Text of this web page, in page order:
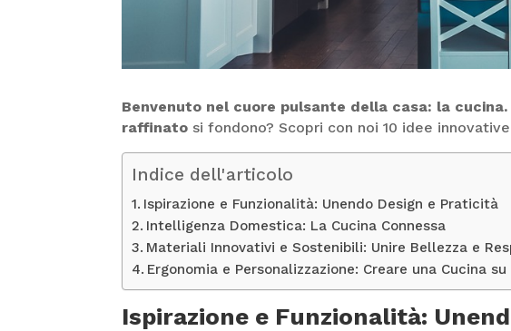
Benvenuto nel cuore pulsante della casa: la cucina.
raffinato si fondono? Scopri con noi 10 idee
Indice dell'articolo
Ispirazione e Funzionalità: Unendo Design e Praticità
Intelligenza Domestica: La Cucina Connessa
Materiali Innovativi e Sostenibili: Unire Bellezza e
Ergonomia e Personalizzazione: Creare una Cucina su
Ispirazione e Funzionalità: